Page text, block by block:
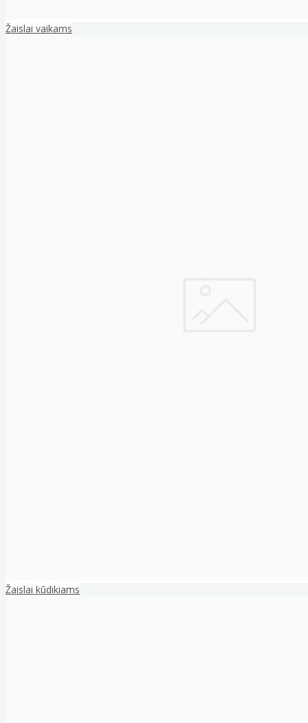
Žaislai vaikams
Žaislai kūdikiams